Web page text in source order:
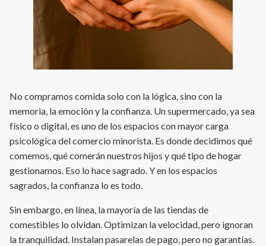
No compramos comida solo con la lógica, sino con la
memoria, la emoción y la confianza. Un supermercado, ya sea
físico o digital, es uno de los espacios con mayor carga
psicológica del comercio minorista. Es donde decidimos qué
comemos, qué comerán nuestros hijos y qué tipo de hogar
gestionamos. Eso lo hace sagrado. Y en los espacios
sagrados, la confianza lo es todo.
Sin embargo, en línea, la mayoría de las tiendas de
comestibles lo olvidan. Optimizan la velocidad, pero ignoran
la tranquilidad. Instalan pasarelas de pago, pero no garantías.